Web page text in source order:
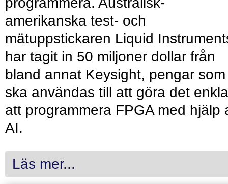
amerikanska test- och
mätuppstickaren Liquid
har tagit in 50 miljoner dollar från
bland annat Keysight, pengar som
ska användas till att göra det
att programmera FPGA med hjälp
AI.
Läs mer...